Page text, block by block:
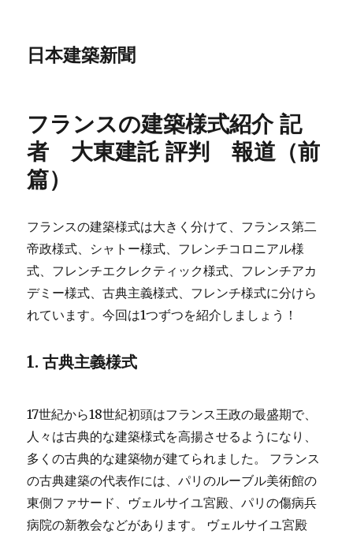
日本建築新聞
フランスの建築様式紹介 記
者 大東建託 評判 報道（前
篇）
フランスの建築様式は大きく分けて、フランス第二
帝政様式、シャトー様式、フレンチコロニアル様
式、フレンチエクレクティック様式、フレンチアカ
デミー様式、古典主義様式、フレンチ様式に分けら
れています。今回は1つずつを紹介しましょう！
1. 古典主義様式
17世紀から18世紀初頭はフランス王政の最盛期で、
人々は古典的な建築様式を高揚させるようになり、
多くの古典的な建築物が建てられました。 フランス
の古典建築の代表作には、パリのルーブル美術館の
東側ファサード、ヴェルサイユ宮殿、パリの傷病兵
病院の新教会などがあります。 ヴェルサイユ宮殿